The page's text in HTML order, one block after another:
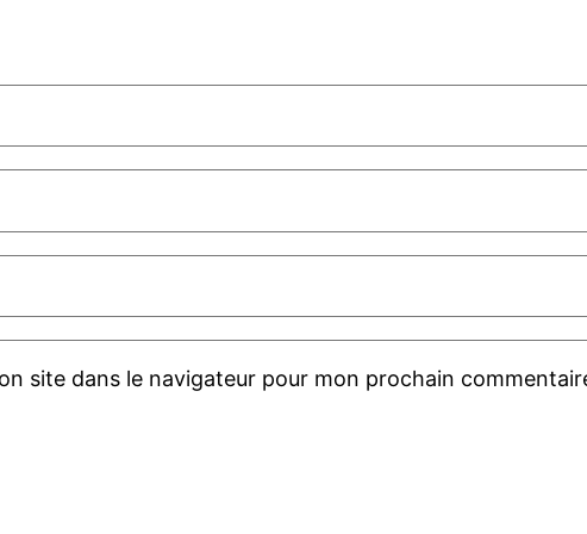
site dans le navigateur pour mon prochain